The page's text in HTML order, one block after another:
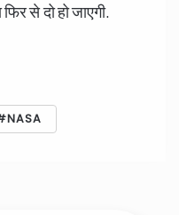
से दो हो जाएगी.
NASA